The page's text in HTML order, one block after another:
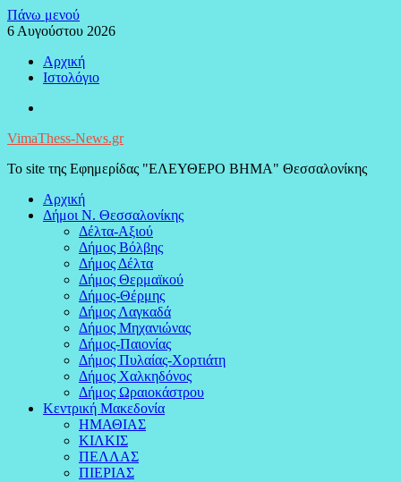
Μεταπηδήστε
στο
Πάνω μενού
6 Αυγούστου 2026
Αρχική
Ιστολόγιο
VimaThess-News.gr
Το site της Εφημερίδας "ΕΛΕΥΘΕΡΟ ΒΗΜΑ" Θεσσαλονίκης
Αρχική
Δήμοι Ν. Θεσσαλονίκης
Δέλτα-Αξιού
Δήμος Βόλβης
Δήμος Δέλτα
Δήμος Θερμαϊκού
Δήμος-Θέρμης
Δήμος Λαγκαδά
Δήμος Μηχανιώνας
Δήμος-Παιονίας
Δήμος Πυλαίας-Χορτιάτη
Δήμος Χαλκηδόνος
Δήμος Ωραιοκάστρου
Κεντρική Μακεδονία
ΗΜΑΘΙΑΣ
ΚΙΛΚΙΣ
ΠΕΛΛΑΣ
ΠΙΕΡΙΑΣ